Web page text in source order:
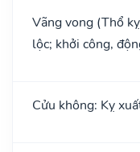
Vãng vong (Thổ
lộc; khởi công,
Cửu không: Kỵ